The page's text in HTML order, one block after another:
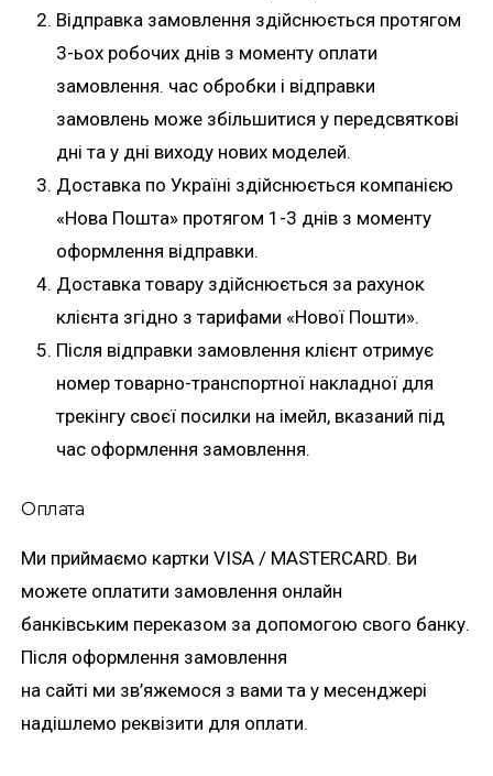
Відправка замовлення здійснюється протягом
3-ьох робочих днів з моменту оплати
замовлення. час обробки і відправки
замовлень може збільшитися у передсвяткові
дні та у дні виходу нових моделей.
Доставка по Україні здійснюється компанією
«Нова Пошта» протягом 1-3 днів з моменту
оформлення відправки.
Доставка товару здійснюється за рахунок
клієнта згідно з тарифами «Нової Пошти».
Після відправки замовлення клієнт отримує
номер товарно-транспортної накладної для
трекінгу своєї посилки на імейл, вказаний під
час оформлення замовлення.
Оплата
Ми приймаємо картки VISA / MASTERCARD. Ви
можете оплатити замовлення онлайн
банківським переказом за допомогою свого банку.
Після оформлення замовлення
на сайті ми зв’яжемося з вами та у месенджері
надішлемо реквізити для оплати.